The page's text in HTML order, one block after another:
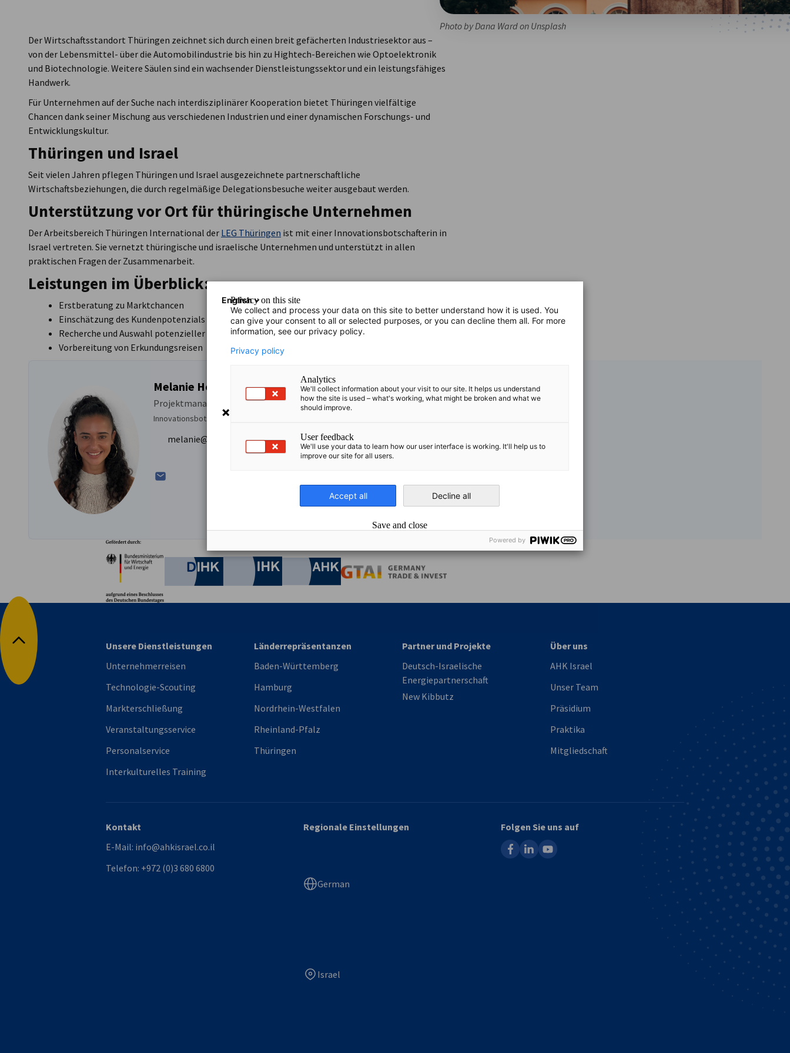
Photo by Dana Ward on Unsplash
Der Wirtschaftsstandort Thüringen zeichnet sich durch einen breit gefächerten Industriesektor aus –
von der Lebensmittel- über die Automobilindustrie bis hin zu Hightech-Bereichen wie Optoelektronik
und Biotechnologie. Weitere Säulen sind ein wachsender Dienstleistungssektor und ein leistungsfähiges
Handwerk.
Für Unternehmen auf der Suche nach interdisziplinärer Kooperation bietet Thüringen vielfältige
Chancen dank seiner Mischung aus verschiedenen Industrien und einer dynamischen Forschungs- und
Entwicklungskultur.
Thüringen und Israel
Seit vielen Jahren pflegen Thüringen und Israel ausgezeichnete partnerschaftliche
Wirtschaftsbeziehungen, die durch regelmäßige Delegationsbesuche weiter ausgebaut werden.
Unterstützung vor Ort für thüringische Unternehmen
Der Arbeitsbereich Thüringen International der LEG Thüringen ist mit einer Innovationsbotschafterin in
Israel vertreten. Sie vernetzt thüringische und israelische Unternehmen und unterstützt in allen
praktischen Fragen der Zusammenarbeit.
Leistungen im Überblick:
Erstberatung zu Marktchancen
Einschätzung des Kundenpotenzials
Recherche und Auswahl potenzieller Geschäftspartner
Vorbereitung von Erkundungsreisen
Melanie Hoffmann
Projektmanagerin
Innovationsbotschafterin Thüringen
melanie@ahkisrael.co.il
Deutsche Industrie- und Handelskammer
Industrie- und Handelskammer
AHK.de
Nach oben
Unsere Dienstleistungen
Unternehmerreisen
Technologie-Scouting
Markterschließung
Veranstaltungsservice
Personalservice
Interkulturelles Training
Länderrepräsentanzen
Baden-Württemberg
Hamburg
Nordrhein-Westfalen
Rheinland-Pfalz
Thüringen
Partner und Projekte
Deutsch-Israelische
Energiepartnerschaft
New Kibbutz
Über uns
AHK Israel
Unser Team
Präsidium
Praktika
Mitgliedschaft
Kontakt
E-Mail: info@ahkisrael.co.il
Telefon: +972 (0)3 680 6800
Regionale Einstellungen
German
Israel
Folgen Sie uns auf
facebooklinkedinyoutube
English
Privacy on this site
We collect and process your data on this site to better understand how it is used. You
can give your consent to all or selected purposes, or you can decline them all. For more
information, see our privacy policy.
Privacy policy
Analytics
We'll collect information about your visit to our site. It helps us understand
how the site is used – what's working, what might be broken and what we
should improve.
User feedback
We'll use your data to learn how our user interface is working. It'll help us to
improve our site for all users.
Accept all Decline all
Save and close
Powered by